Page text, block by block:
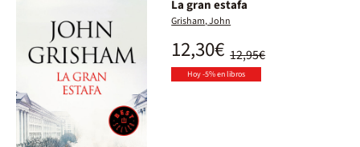
La gran estafa
Grisham, John
12,95€
12,30€
Hoy -5% en libros